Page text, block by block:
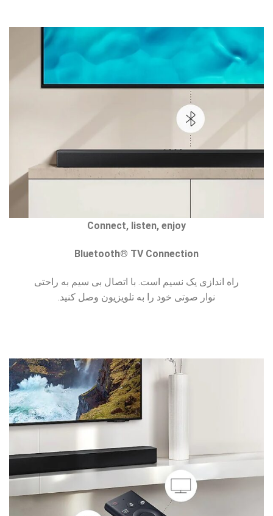
Connect, listen, enjoy
Bluetooth® TV Connection
راه اندازی یک نسیم است. با اتصال بی سیم به راحتی
نوار صوتی خود را به تلویزیون وصل کنید.